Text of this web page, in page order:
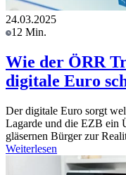
24.03.2025
12 Min.
Wie der ÖRR
digitale Euro
Der digitale Euro sorgt
Lagarde und die EZB ein
gläsernen Bürger zur
Weiterlesen